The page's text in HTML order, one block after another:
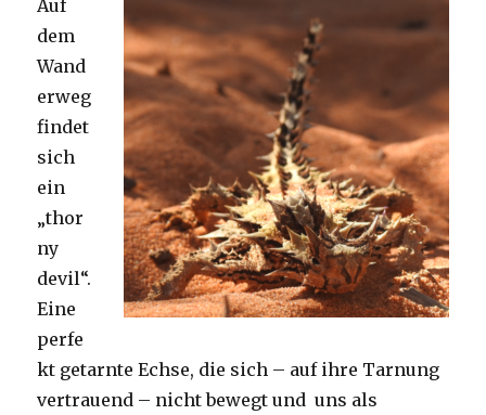
Auf
dem
Wand
erweg
findet
sich
ein
„thor
ny
devil“.
Eine
perfe
kt getarnte Echse, die sich – auf ihre Tarnung
vertrauend – nicht bewegt und uns als